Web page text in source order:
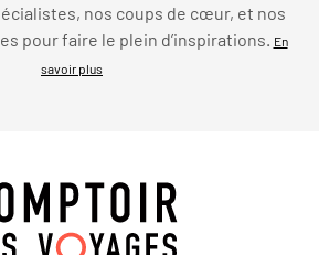
nos coups de cœur, et nos
pour faire le plein d’inspirations.
En
savoir plus